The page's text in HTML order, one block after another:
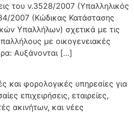
του ν.3528/2007 (Υπαλληλικός
2007 (Κώδικας Κατάστασης
Υπαλλήλων) σχετικά με τις
με οικογενειακές
Αυξάνονται […]
και φορολογικές υπηρεσίες για
επιχειρήσεις, εταιρείες,
ακινήτων, και νέες